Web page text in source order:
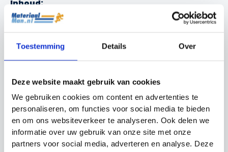
Toestemming Details Over
Deze website maakt gebruik van cookies
We gebruiken cookies om content en advertenties te
personaliseren, om functies voor social media te bieden
en om ons websiteverkeer te analyseren. Ook delen we
informatie over uw gebruik van onze site met onze
partners voor social media, adverteren en analyse. Deze
Inhoud:
3x Springhorden basic (15 cm)
3x Springhorden basic (23 cm)
1x Coachbord Light met clip (standaard
voetbal. Liever andere sport? Geef het door bij
uw bestelling)